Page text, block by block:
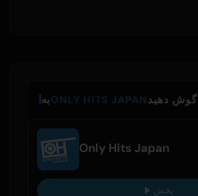
بهONLY HITS JAPANگوش دهید
Only Hits Japan
پخش